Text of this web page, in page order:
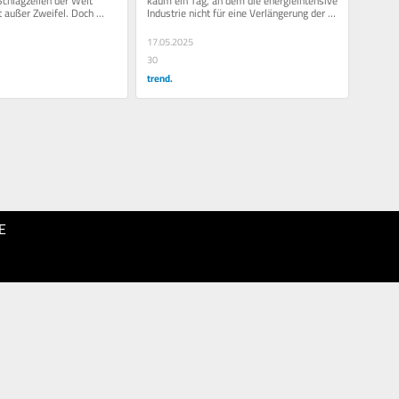
Zweifel. Doch
die Welt? Soeben hat
Industrie nicht für eine Verlängerung der
17.05.2025
30
trend.